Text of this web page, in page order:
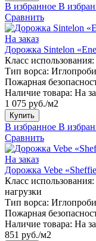
В избранное В
Сравнить
На заказ
Дорожка Sintelon
Класс использования:
Тип ворса:
Пожарная
Наличие товара: На
1 075 руб./м2
Купить
В избранное В
Сравнить
На заказ
Дорожка Vebe
Класс использования:
нагрузки
Тип ворса:
Пожарная
Наличие товара: На
851 руб./м2